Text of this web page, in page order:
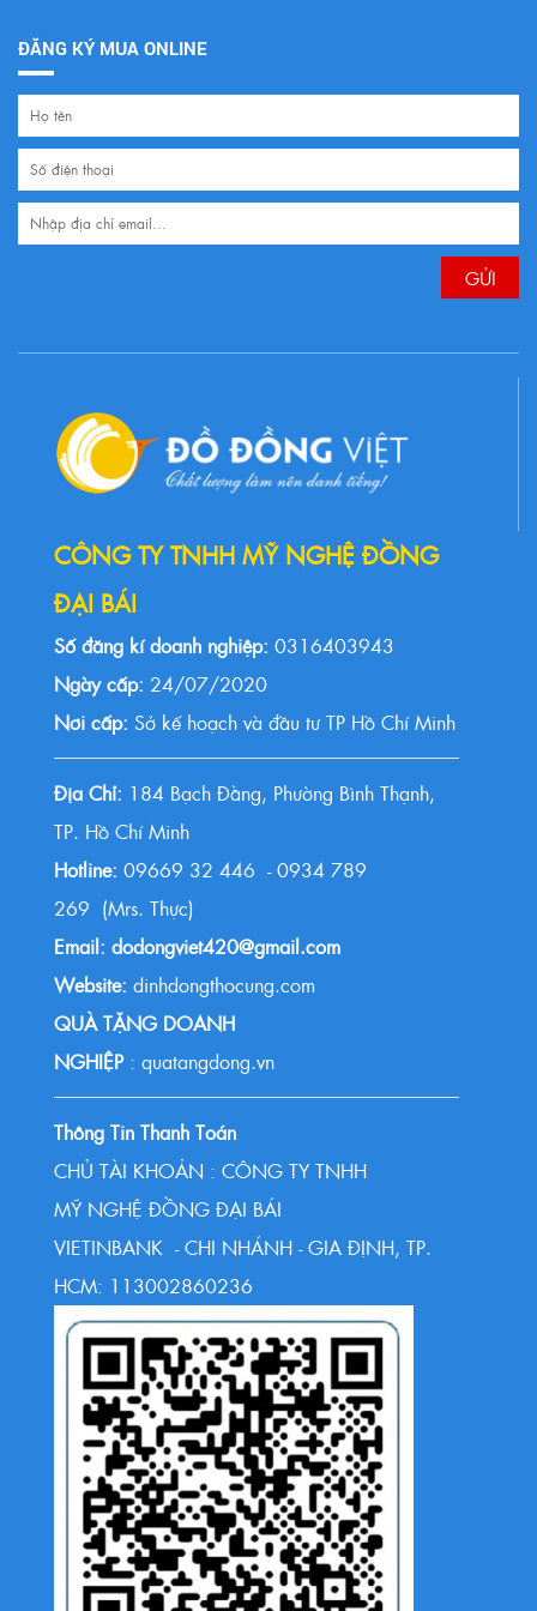
ĐĂNG KÝ MUA ONLINE
CÔNG TY TNHH MỸ NGHỆ ĐỒNG
ĐẠI BÁI
Số đăng kí doanh nghiệp: 0316403943
Ngày cấp: 24/07/2020
Nơi cấp: Sở kế hoạch và đầu tư TP Hồ Chí Minh
Địa Chỉ: 184 Bạch Đằng, Phường Bình Thạnh,
TP. Hồ Chí Minh
Hotline: 09669 32 446 - 0934 789
269 (Mrs. Thực)
Email: dodongviet420@gmail.com
Website: dinhdongthocung.com
QUÀ TẶNG DOANH
NGHIỆP : quatangdong.vn
Thông Tin Thanh Toán
CHỦ TÀI KHOẢN : CÔNG TY TNHH
MỸ NGHỆ ĐỒNG ĐẠI BÁI
VIETINBANK - CHI NHÁNH - GIA ĐỊNH, TP.
HCM: 113002860236